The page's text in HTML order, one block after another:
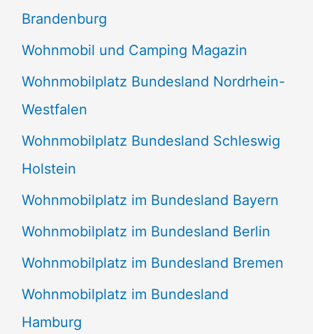
Brandenburg
Wohnmobil und Camping Magazin
Wohnmobilplatz Bundesland Nordrhein-
Westfalen
Wohnmobilplatz Bundesland Schleswig
Holstein
Wohnmobilplatz im Bundesland Bayern
Wohnmobilplatz im Bundesland Berlin
Wohnmobilplatz im Bundesland Bremen
Wohnmobilplatz im Bundesland
Hamburg